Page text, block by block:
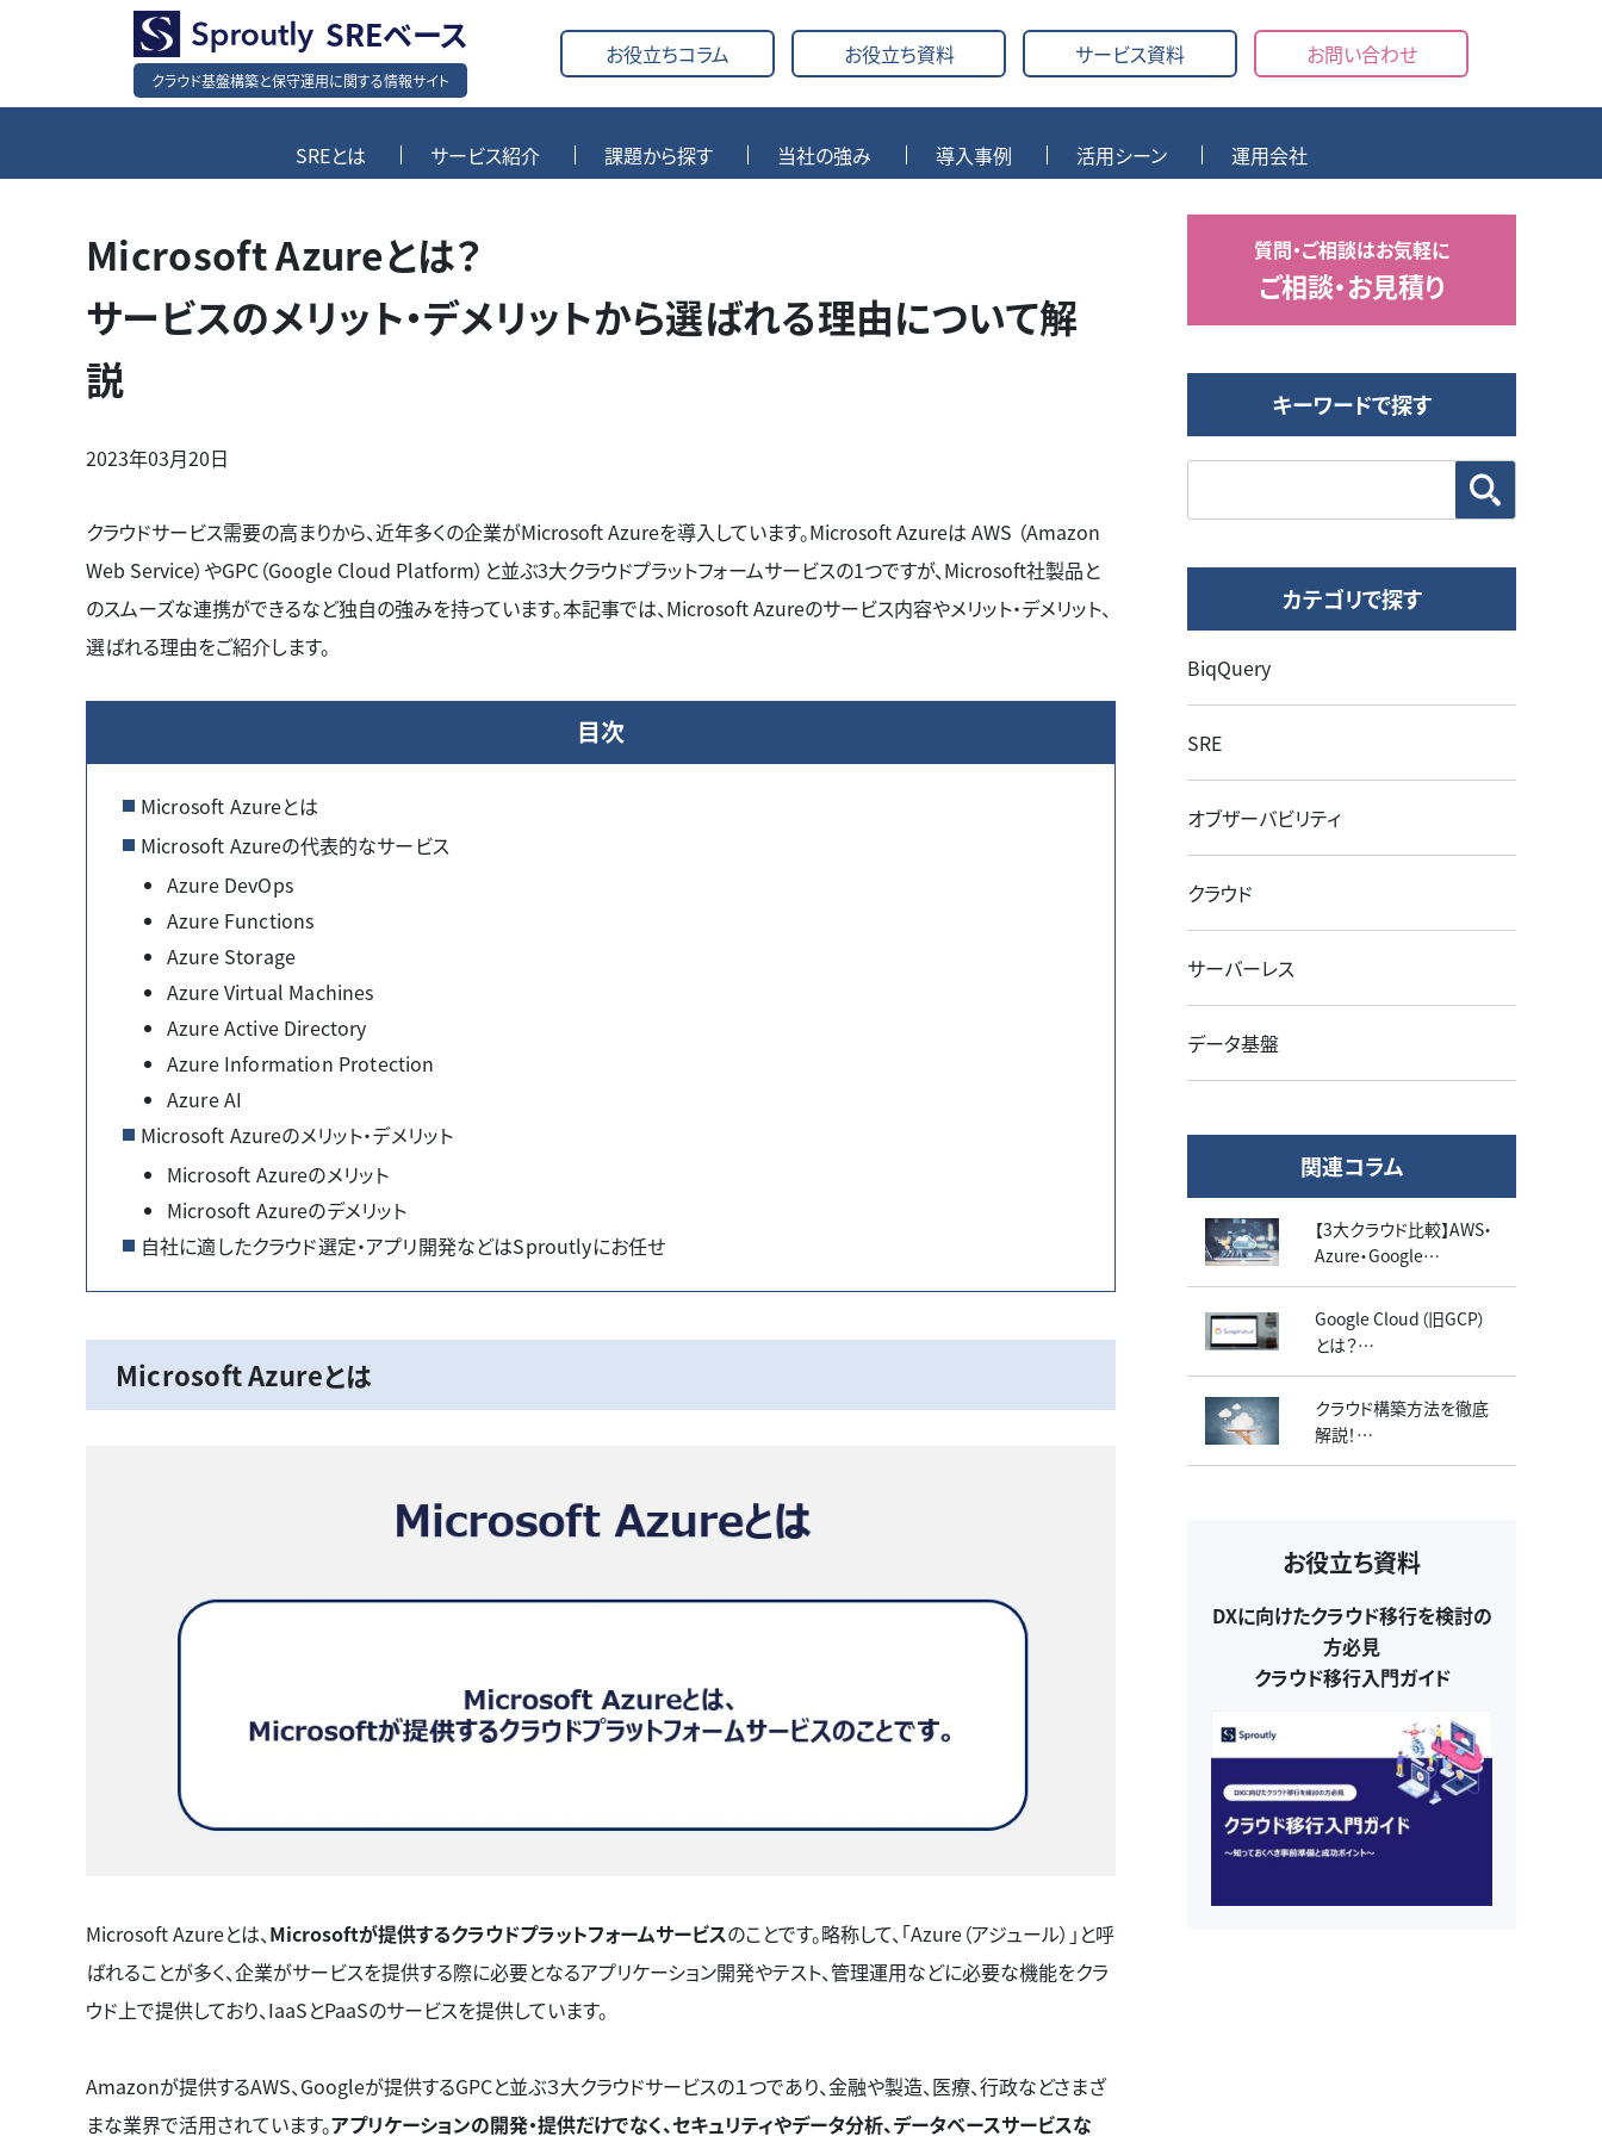
SREベース
クラウド基盤構築と保守運用に関する情報サイト
お役立ちコラム お役立ち資料 サービス資料 お問い合わせ
SREとは サービス紹介 課題から探す 当社の強み 導入事例 活用シーン 運用会社
Microsoft Azureとは？
サービスのメリット・デメリットから選ばれる理由について解
説
2023年03月20日
クラウドサービス需要の高まりから、近年多くの企業がMicrosoft Azureを導入しています。Microsoft Azureは AWS （Amazon
Web Service）やGPC（Google Cloud Platform）と並ぶ3大クラウドプラットフォームサービスの1つですが、Microsoft社製品と
のスムーズな連携ができるなど独自の強みを持っています。本記事では、Microsoft Azureのサービス内容やメリット・デメリット、
選ばれる理由をご紹介します。
目次
Microsoft Azureとは
Microsoft Azureの代表的なサービス
Azure DevOps
Azure Functions
Azure Storage
Azure Virtual Machines
Azure Active Directory
Azure Information Protection
Azure AI
Microsoft Azureのメリット・デメリット
Microsoft Azureのメリット
Microsoft Azureのデメリット
自社に適したクラウド選定・アプリ開発などはSproutlyにお任せ
Microsoft Azureとは
Microsoft Azureとは、Microsoftが提供するクラウドプラットフォームサービスのことです。略称して、「Azure（アジュール）」と呼
ばれることが多く、企業がサービスを提供する際に必要となるアプリケーション開発やテスト、管理運用などに必要な機能をクラ
ウド上で提供しており、IaaSとPaaSのサービスを提供しています。
Amazonが提供するAWS、Googleが提供するGPCと並ぶ３大クラウドサービスの１つであり、金融や製造、医療、行政などさまざ
まな業界で活用されています。アプリケーションの開発・提供だけでなく、セキュリティやデータ分析、データベースサービスな
質問・ご相談はお気軽に
ご相談・お見積り
キーワードで探す
カテゴリで探す
BiqQuery
SRE
オブザーバビリティ
クラウド
サーバーレス
データ基盤
関連コラム
【3大クラウド比較】AWS・
Azure・Google
Cloud（GCP）の違い
特徴や料金、シェア率、選
定のコツを解説
Google Cloud（旧GCP）
とは？
５つの特長やAWS・Azure
との違いなどを解説！
クラウド構築方法を徹底
解説！
構築の手順や注意すべき
お役立ち資料
DXに向けたクラウド移行を検討の
方必見
クラウド移行入門ガイド